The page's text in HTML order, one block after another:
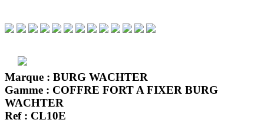
Marque : BURG WACHTER
Gamme : COFFRE FORT A FIXER BURG
WACHTER
Ref : CL10E